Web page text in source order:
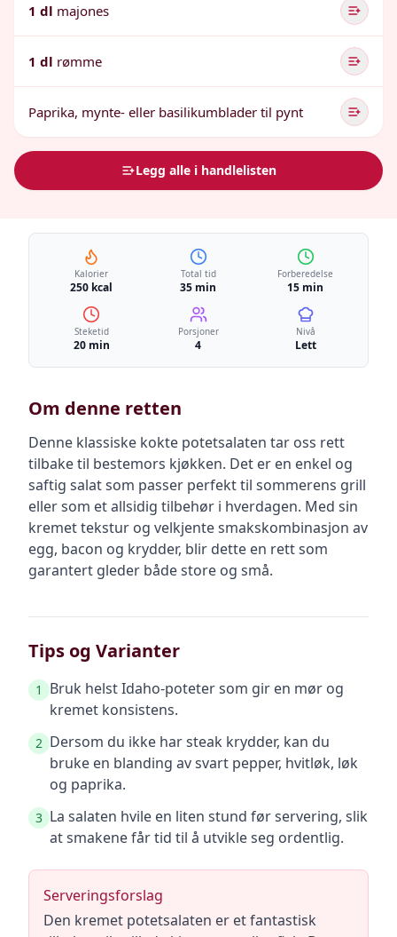
1 dl majones
1 dl rømme
Paprika, mynte- eller basilikumblader til pynt
Legg alle i handlelisten
Kalorier
250 kcal
Total tid
35 min
Forberedelse
15 min
Steketid
20 min
Porsjoner
4
Nivå
Lett
Om denne retten
Denne klassiske kokte potetsalaten tar oss rett
tilbake til bestemors kjøkken. Det er en enkel og
saftig salat som passer perfekt til sommerens grill
eller som et allsidig tilbehør i hverdagen. Med sin
kremet tekstur og velkjente smakskombinasjon av
egg, bacon og krydder, blir dette en rett som
garantert gleder både store og små.
Tips og Varianter
1
Bruk helst Idaho-poteter som gir en mør og
kremet konsistens.
2 Dersom du ikke har steak krydder, kan du
bruke en blanding av svart pepper, hvitløk, løk
og paprika.
3 La salaten hvile en liten stund før servering, slik
at smakene får tid til å utvikle seg ordentlig.
Serveringsforslag
Den kremet potetsalaten er et fantastisk